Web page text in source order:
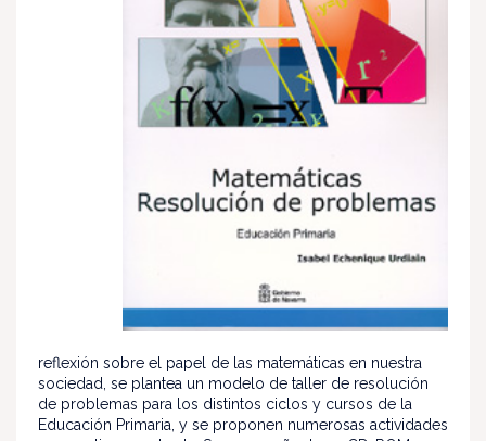
reflexión sobre el papel de las matemáticas en nuestra
sociedad, se plantea un modelo de taller de resolución
de problemas para los distintos ciclos y cursos de la
Educación Primaria, y se proponen numerosas actividades